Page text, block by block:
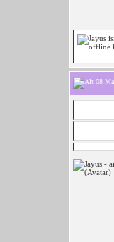
08